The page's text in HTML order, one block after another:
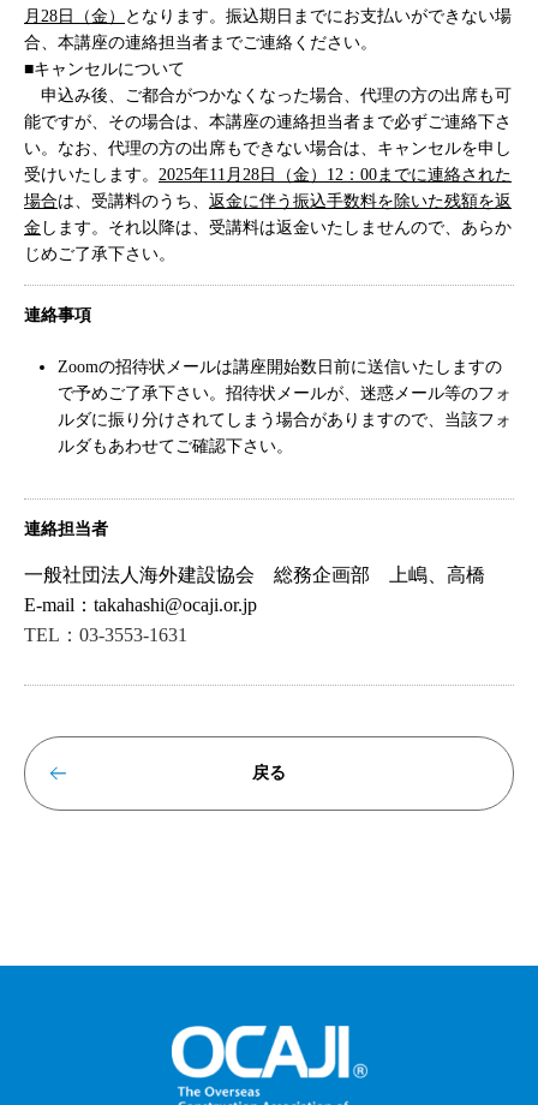
月28日（金）
となります。振込期日までにお支払いができない場
合、本講座の連絡担当者までご連絡ください。
■キャンセルについて
申込み後、ご都合がつかなくなった場合、代理の方の出席も可
能ですが、その場合は、本講座の連絡担当者まで必ずご連絡下さ
い。なお、代理の方の出席もできない場合は、キャンセルを申し
受けいたします。 2025年11月28日（金）12：00までに連絡された
場合は、受講料のうち、 返金に伴う振込手数料を除いた残額を返
金 します。それ以降は、受講料は返金いたしませんので、あらか
じめご了承下さい。
連絡事項
Zoomの招待状メールは講座開始数日前に送信いたしますの
で予めご了承下さい。招待状メールが、迷惑メール等のフォ
ルダに振り分けされてしまう場合がありますので、当該フォ
ルダもあわせてご確認下さい。
連絡担当者
一般社団法人海外建設協会 総務企画部 上嶋、高橋
E-mail：takahashi@ocaji.or.jp
TEL：03-3553-1631
戻る